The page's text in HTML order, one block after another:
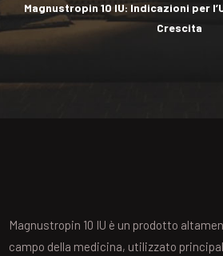
Magnustropin 10 IU: Indicazioni per
Crescita
Magnustropin 10 IU è un prodotto
campo della medicina, utilizzato